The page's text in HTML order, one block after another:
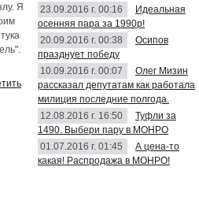
Я
23.09.2016 г. 00:16
Идеальная
осенняя пара за 1990р!
20.09.2016 г. 00:38
Осипов
празднует победу
10.09.2016 г. 00:07
Олег Мизин
рассказал депутатам как работала
милиция последние полгода.
12.08.2016 г. 16:50
Туфли за
1490. Выбери пару в МОНРО
01.07.2016 г. 01:45
А цена-то
какая! Распродажа в МОНРО!